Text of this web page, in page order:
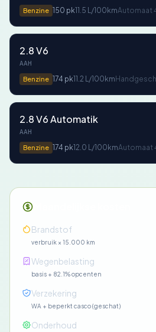
Benzine 150 pk11.5 L/100kmAutomaat
2.8 V6
AAH
Benzine 174 pk11.2 L/100km
2.8 V6 Automatik
AAH
Benzine 174 pk12.0 L/100kmAutomaat
Brandstof
verbruik × 15.000 km
Wegenbelasting
basis + 82.1% opcenten
Verzekering
WA + beperkt casco (geschat)
Onderhoud